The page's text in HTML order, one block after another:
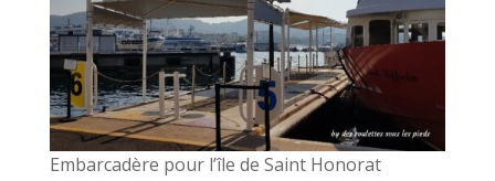
Embarcadère pour l’île de Saint Honorat